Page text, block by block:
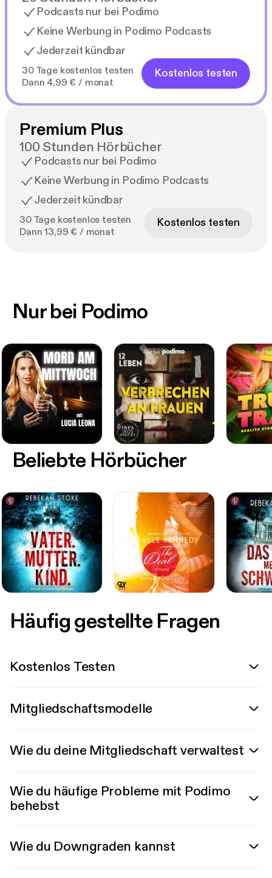
Podcasts nur bei Podimo
Keine Werbung in Podimo Podcasts
Jederzeit kündbar
30 Tage kostenlos testen
Dann 4,99 € / monat
Kostenlos testen
Premium Plus
100 Stunden Hörbücher
Podcasts nur bei Podimo
Keine Werbung in Podimo Podcasts
Jederzeit kündbar
30 Tage kostenlos testen
Dann 13,99 € / monat
Kostenlos testen
Nur bei Podimo
Beliebte Hörbücher
Häufig gestellte Fragen
Kostenlos Testen
Mitgliedschaftsmodelle
Wie du deine Mitgliedschaft verwaltest
Wie du häufige Probleme mit Podimo
behebst
Wie du Downgraden kannst